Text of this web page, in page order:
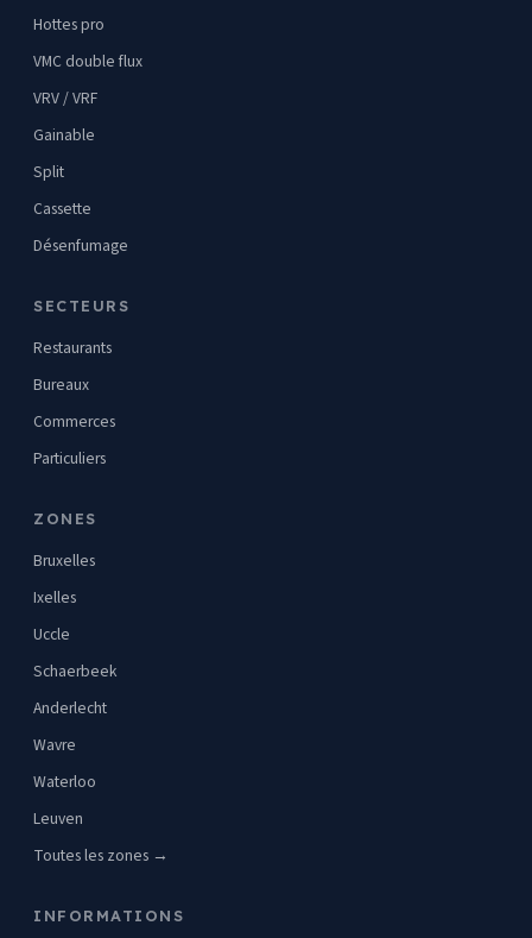
Hottes pro
VMC double flux
VRV / VRF
Gainable
Split
Cassette
Désenfumage
SECTEURS
Restaurants
Bureaux
Commerces
Particuliers
ZONES
Bruxelles
Ixelles
Uccle
Schaerbeek
Anderlecht
Wavre
Waterloo
Leuven
Toutes les zones →
INFORMATIONS